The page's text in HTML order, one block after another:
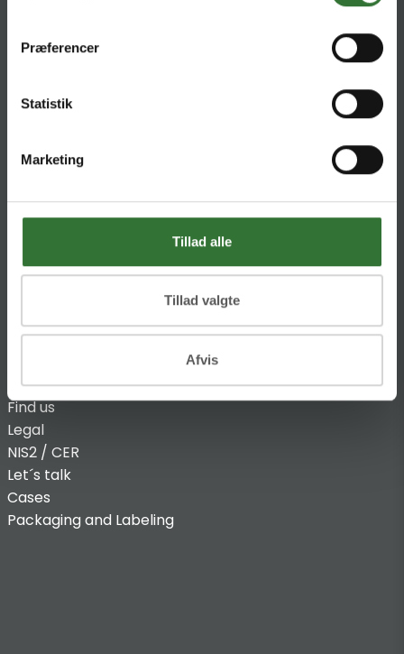
Præferencer
Statistik
Marketing
Tillad alle
Tillad valgte
Afvis
Theilgaards Torv 1
@:denmark@folsgaard.com
Find us
Legal
NIS2 / CER
Let´s talk
Cases
Packaging and Labeling